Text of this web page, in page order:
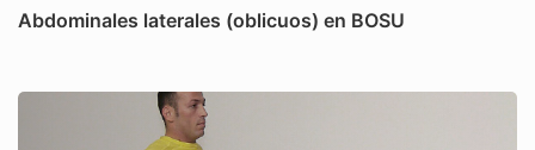
Abdominales laterales (oblicuos) en BOSU